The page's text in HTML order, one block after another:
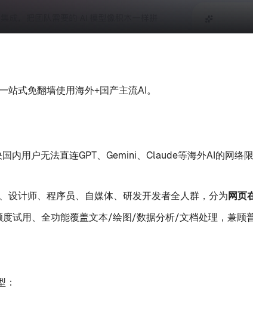
站式免翻墙使用海外+国产主流AI。
内用户无法直连GPT、Gemini、Claude等海外AI的网络
计师、程序员、自媒体、研发开发者全人群，分为 网页
试用、全功能覆盖文本/绘图/数据分析/文档处理，兼顾
：